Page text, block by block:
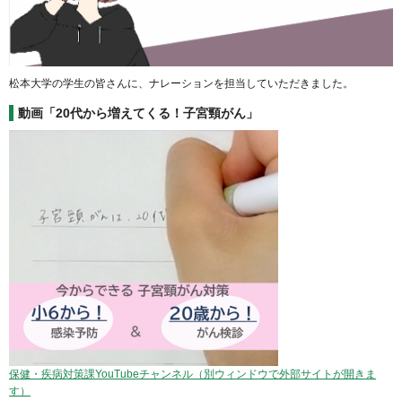
松本大学の学生の皆さんに、ナレーションを担当していただきました。
動画「20代から増えてくる！子宮頸がん」
保健・疾病対策課YouTubeチャンネル（別ウィンドウで外部サイトが開きま
す）